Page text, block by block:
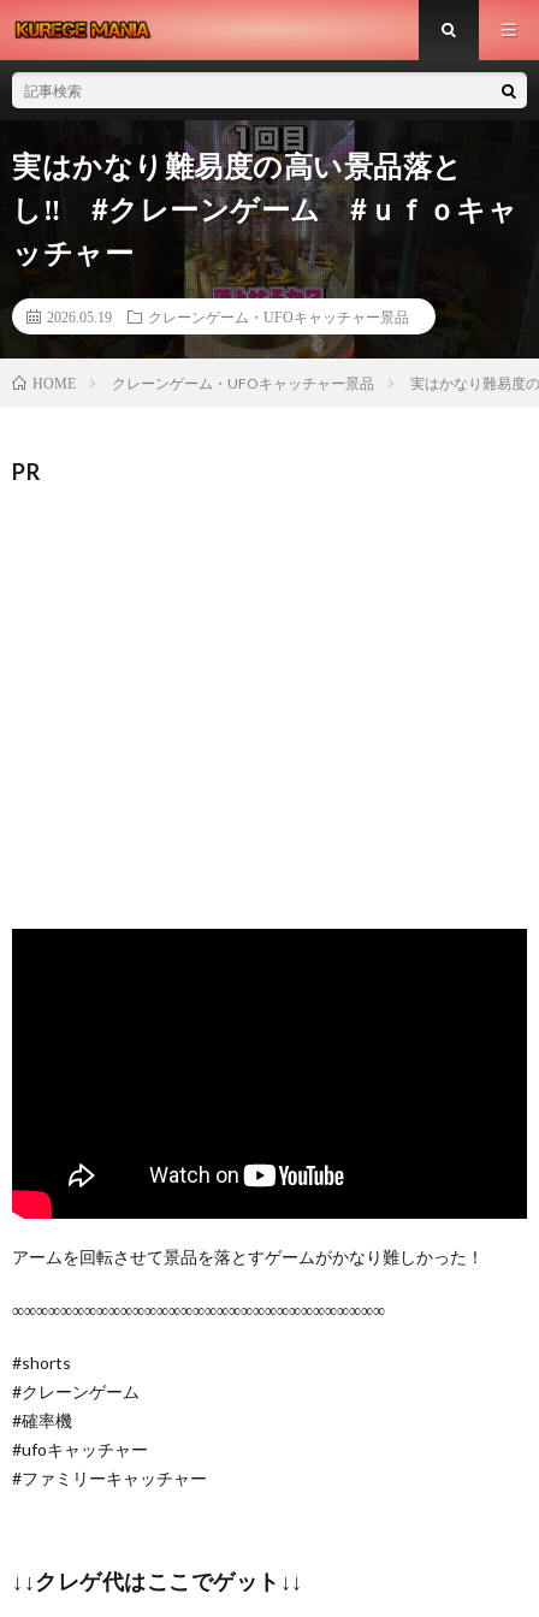
実はかなり難易度の高い景品落と
し‼︎ #クレーンゲーム #ｕｆｏキャ
ッチャー
2026.05.19 クレーンゲーム・UFOキャッチャー景品
HOME クレーンゲーム・UFOキャッチャー景品 実はかなり難易度
PR
アームを回転させて景品を落とすゲームがかなり難しかった！
∞∞∞∞∞∞∞∞∞∞∞∞∞∞∞∞∞∞∞∞∞∞∞∞∞∞∞∞∞∞∞
#shorts
#クレーンゲーム
#確率機
#ufoキャッチャー
#ファミリーキャッチャー
↓↓クレゲ代はここでゲット↓↓